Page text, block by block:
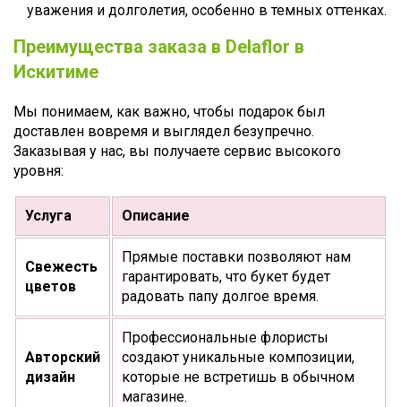
уважения и долголетия, особенно в темных оттенках.
Преимущества заказа в Delaflor в
Искитиме
Мы понимаем, как важно, чтобы подарок был
доставлен вовремя и выглядел безупречно.
Заказывая у нас, вы получаете сервис высокого
уровня:
Услуга Описание
Свежесть
цветов
Прямые поставки позволяют нам
гарантировать, что букет будет
радовать папу долгое время.
Авторский
дизайн
Профессиональные флористы
создают уникальные композиции,
которые не встретишь в обычном
магазине.